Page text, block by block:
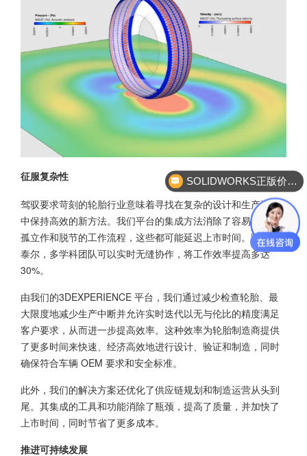
征服复杂性
驾驭要求苛刻的轮胎行业意味着寻找在复杂的设计和生产流程
中保持高效的新方法。我们平台的集成方法消除了容易出错的
孤立作和脱节的工作流程，这些都可能延迟上市时间。跟斯玛
泰尔，多学科团队可以实时无缝协作，将工作效率提高多达
30%。
由我们的3DEXPERIENCE 平台 ，我们通过减少检查轮胎、最
大限度地减少生产中断并允许实时迭代以无与伦比的精度满足
客户要求，从而进一步提高效率。这种效率为轮胎制造商提供
了更多时间来快速、经济高效地进行设计、验证和制造，同时
确保符合车辆 OEM 要求和安全标准。
此外，我们的解决方案还优化了供应链规划和制造运营从头到
尾。其集成的工具和功能消除了瓶颈，提高了质量，并加快了
上市时间，同时节省了更多成本。
推进可持续发展
SOLIDWORKS正版价格？